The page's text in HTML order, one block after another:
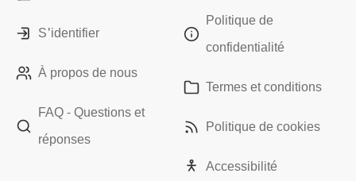
S'identifier
À propos de nous
FAQ - Questions et
réponses
Politique de
confidentialité
Termes et conditions
Politique de cookies
Accessibilité